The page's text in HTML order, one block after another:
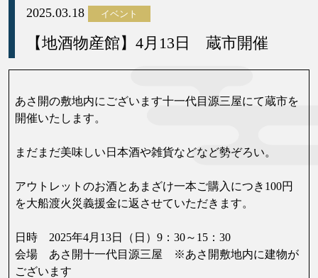
2025.03.18 イベント
【地酒物産館】4月13日 蔵市開催
あさ開の敷地内にございます十一代目源三屋にて蔵市を
開催いたします。
まだまだ美味しい日本酒や雑貨などなど勢ぞろい。
アウトレットのお酒とあまざけ一本ご購入につき100円
を大船渡火災義援金に返させていただきます。
日時 2025年4月13日（日）9：30～15：30
会場 あさ開十一代目源三屋 ※あさ開敷地内に建物が
ございます